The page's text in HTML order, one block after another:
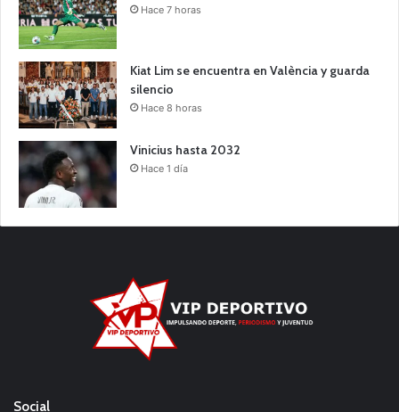
Hace 7 horas
Kiat Lim se encuentra en València y guarda
silencio
Hace 8 horas
Vinicius hasta 2032
Hace 1 día
Social